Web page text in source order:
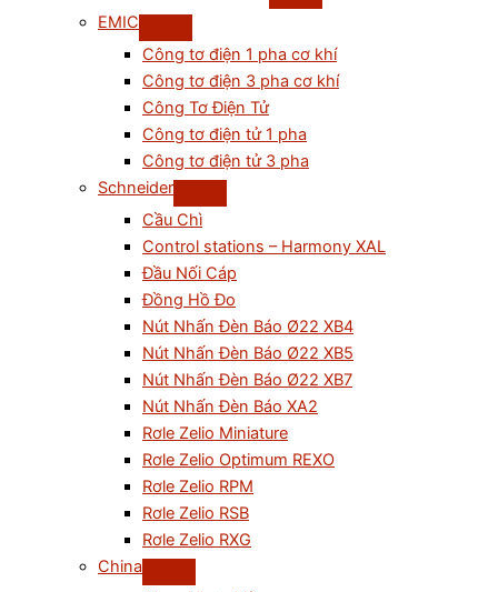
EMIC
Công tơ điện 1 pha cơ khí
Công tơ điện 3 pha cơ khí
Công Tơ Điện Tử
Công tơ điện tử 1 pha
Công tơ điện tử 3 pha
Schneider
Cầu Chì
Control stations – Harmony XAL
Đầu Nối Cáp
Đồng Hồ Đo
Nút Nhấn Đèn Báo Ø22 XB4
Nút Nhấn Đèn Báo Ø22 XB5
Nút Nhấn Đèn Báo Ø22 XB7
Nút Nhấn Đèn Báo XA2
Rơle Zelio Miniature
Rơle Zelio Optimum REXO
Rơle Zelio RPM
Rơle Zelio RSB
Rơle Zelio RXG
China